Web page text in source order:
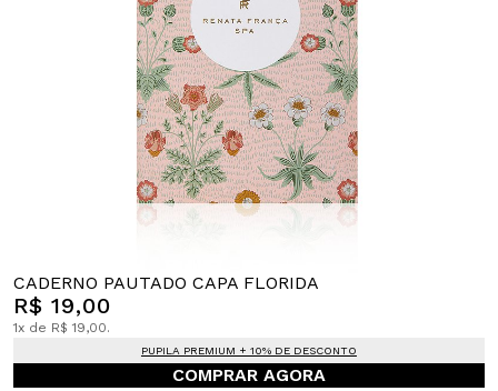
CADERNO PAUTADO CAPA FLORIDA
R$ 19,00
1x de R$ 19,00.
PUPILA PREMIUM + 10% DE DESCONTO
COMPRAR AGORA